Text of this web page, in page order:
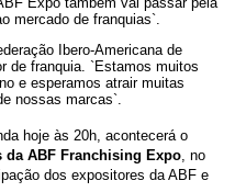
mercado de franquias`.
Ibero-Americana de
de franquia. `Estamos muitos
e esperamos atrair muitas
nossas marcas`.
hoje às 20h, acontecerá o
da ABF Franchising Expo, no
dos expositores da ABF e